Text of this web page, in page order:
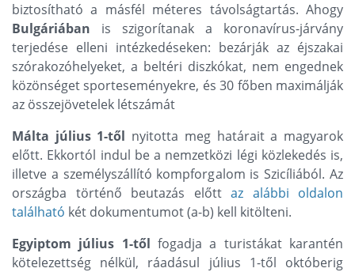
biztosítható a másfél méteres távolságtartás. Ahogy
Bulgáriában is szigorítanak a koronavírus-járvány
terjedése elleni intézkedéseken: bezárják az éjszakai
szórakozóhelyeket, a beltéri diszkókat, nem engednek
közönséget sporteseményekre, és 30 főben maximálják
az összejövetelek létszámát
Málta július 1-től nyitotta meg határait a magyarok
előtt. Ekkortól indul be a nemzetközi légi közlekedés is,
illetve a személyszállító kompforgalom is Szicíliából. Az
országba történő beutazás előtt az alábbi oldalon
található két dokumentumot (a-b) kell kitölteni.
Egyiptom július 1-től fogadja a turistákat karantén
kötelezettség nélkül, ráadásul július 1-től októberig